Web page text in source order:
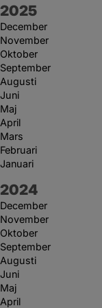
År:
2025
December
November
Oktober
September
Augusti
Juni
Maj
April
Mars
Februari
Januari
År:
2024
December
November
Oktober
September
Augusti
Juni
Maj
April